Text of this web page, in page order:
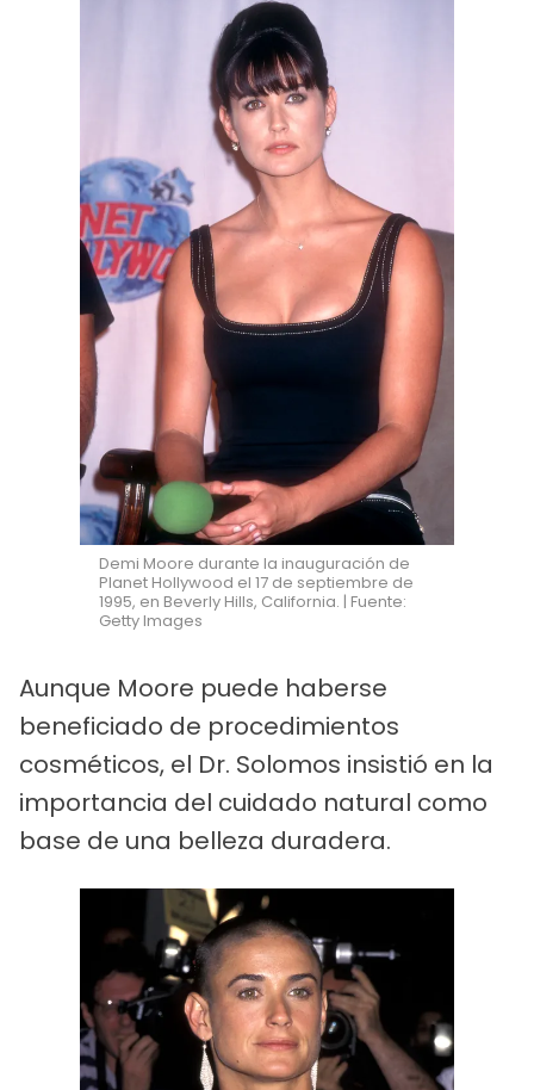
Demi Moore durante la inauguración de
Planet Hollywood el 17 de septiembre de
1995, en Beverly Hills, California. | Fuente:
Getty Images
Aunque Moore puede haberse
beneficiado de procedimientos
cosméticos, el Dr. Solomos insistió en la
importancia del cuidado natural como
base de una belleza duradera.